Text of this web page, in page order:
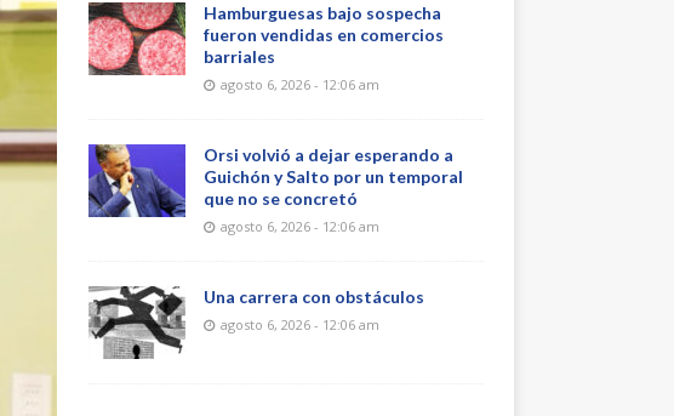
Hamburguesas bajo sospecha
fueron vendidas en comercios
barriales
agosto 6, 2026 - 12:06 am
Orsi volvió a dejar esperando a
Guichón y Salto por un temporal
que no se concretó
agosto 6, 2026 - 12:06 am
Una carrera con obstáculos
agosto 6, 2026 - 12:06 am